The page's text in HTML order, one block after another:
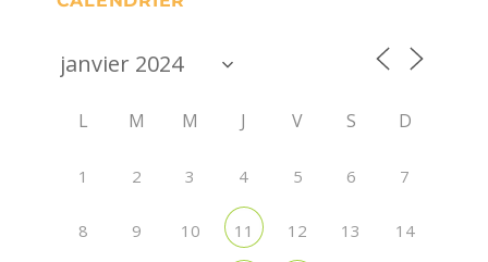
L M M J V S D
1 2 3 4 5 6 7
8 9 10 11 12 13 14